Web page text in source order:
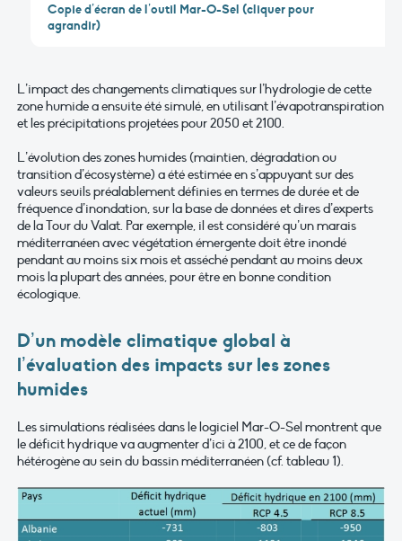
Copie d’écran de l’outil Mar-O-Sel (cliquer pour
agrandir)
L’impact des changements climatiques sur l’hydrologie de cette
zone humide a ensuite été simulé, en utilisant l’évapotranspiration
et les précipitations projetées pour 2050 et 2100.
L’évolution des zones humides (maintien, dégradation ou
transition d’écosystème) a été estimée en s’appuyant sur des
valeurs seuils préalablement définies en termes de durée et de
fréquence d’inondation, sur la base de données et dires d’experts
de la Tour du Valat. Par exemple, il est considéré qu’un marais
méditerranéen avec végétation émergente doit être inondé
pendant au moins six mois et asséché pendant au moins deux
mois la plupart des années, pour être en bonne condition
écologique.
D’un modèle climatique global à
l’évaluation des impacts sur les zones
humides
Les simulations réalisées dans le logiciel Mar-O-Sel montrent que
le déficit hydrique va augmenter d’ici à 2100, et ce de façon
hétérogène au sein du bassin méditerranéen (cf. tableau 1).